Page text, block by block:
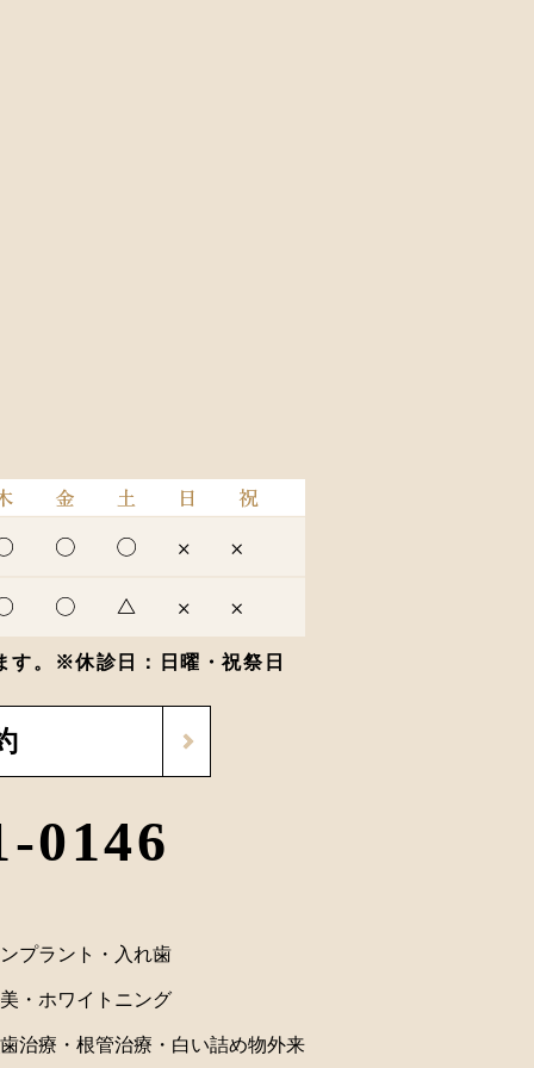
す。※休診日：日曜・祝祭日
0146
プラント・入れ歯
・ホワイトニング
治療・根管治療・白い詰め物外来